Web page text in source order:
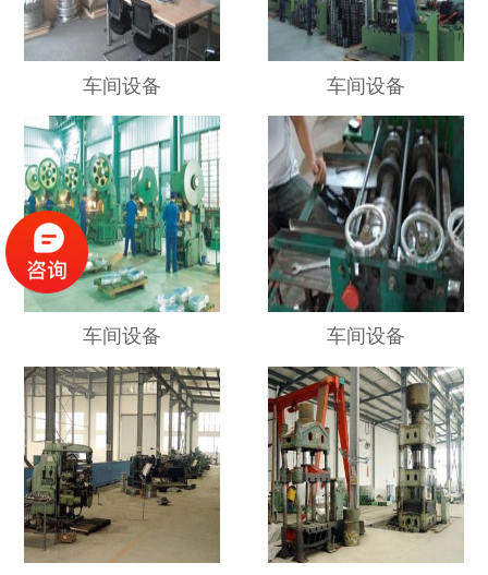
车间设备 车间设备
车间设备 车间设备